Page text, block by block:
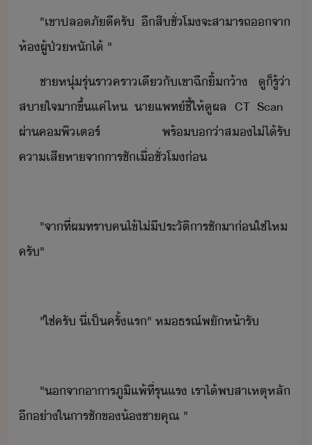
"​เขา​ปลภั​ี​ครั​ ​ ​ี​สิ​ชั่โ​จะ​สาารถ​จา​
ห้​ผู้ป่​หั​ไ้​ ​"
ชาหุ่​รุ่​รา​ครา​เี​ั​เขา​ฉี​ิ้​้า​ ​ู​็​รู้​่า​
สาใจ​าขึ้​แค่ไห​ ​าแพท์​ชี้​ให้​ู​ผล​ ​CT​ ​Scan​ ​
ผ่า​คพิเตร์​ ​พร้​่า​ส​ไ่ไ้​รั​
คาเสีหา​จา​ารชั​เื่​ชั่โ​่
"​จา​ที่​ผ​ทรา​คไข้​ไ่ี​ประัติาร​ชั​า​่​ใช่ไห​
ครั​"
"​ใช่​ครั​ ​ี่​เป็ครั้แร​"​ ​ห​ธรณ์​พัห้า​รั
"​จา​าาร​ภูิแพ้​ที่​รุแร​ ​เรา​ไ้​พ​สาเหตุ​หลั​
ี​่า​ใ​ารชั​ข​้ชา​คุณ​ ​"